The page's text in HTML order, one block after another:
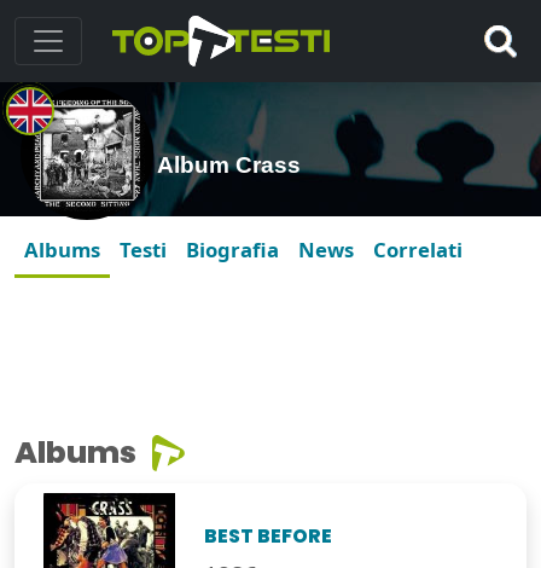
Album Crass
Albums Testi Biografia News Correlati
Albums
BEST BEFORE